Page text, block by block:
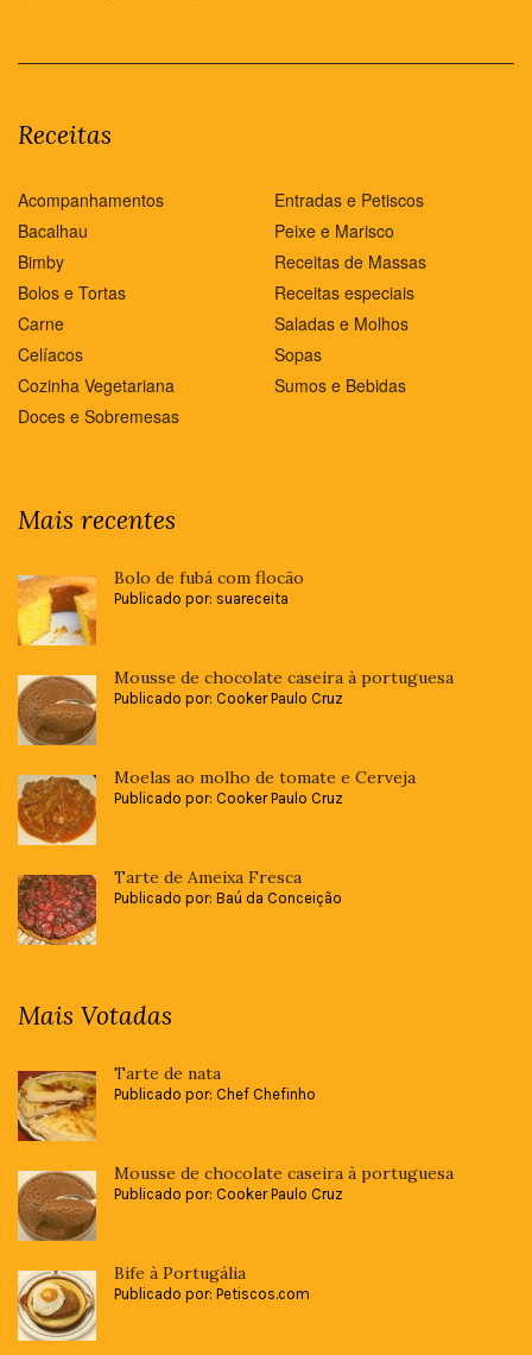
Receitas
Acompanhamentos
Bacalhau
Bimby
Bolos e Tortas
Carne
Celíacos
Cozinha Vegetariana
Doces e Sobremesas
Entradas e Petiscos
Peixe e Marisco
Receitas de Massas
Receitas especiais
Saladas e Molhos
Sopas
Sumos e Bebidas
Mais recentes
Bolo de fubá com flocão
Publicado por: suareceita
Mousse de chocolate caseira à portuguesa
Publicado por: Cooker Paulo Cruz
Moelas ao molho de tomate e Cerveja
Publicado por: Cooker Paulo Cruz
Tarte de Ameixa Fresca
Publicado por: Baú da Conceição
Mais Votadas
Tarte de nata
Publicado por: Chef Chefinho
Mousse de chocolate caseira à portuguesa
Publicado por: Cooker Paulo Cruz
Bife à Portugália
Publicado por: Petiscos.com